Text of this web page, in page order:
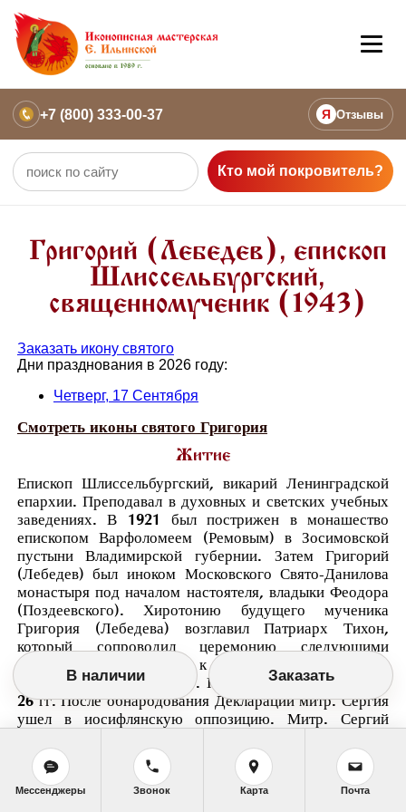
+7 (800) 333-00-37 Я Отзывы
Кто мой покровитель?
Григорий (Лебедев), епископ
Шлиссельбургский,
священномученик (1943)
Заказать икону святого
Дни празднования в 2026 году:
Четверг, 17 Сентября
Смотреть иконы святого Григория
Житие
Епископ Шлиссельбургский, викарий Ленинградской
епархии. Преподавал в духовных и светских учебных
заведениях. В 1921 был пострижен в монашество
епископом Варфоломеем (Ремовым) в Зосимовской
пустыни Владимирской губернии. Затем Григорий
(Лебедев) был иноком Московского Свято-Данилова
монастыря под началом настоятеля, владыки Феодора
(Поздеевского). Хиротонию будущего мученика
Григория (Лебедева) возглавил Патриарх Тихон,
который сопроводил церемонию следующими
словами, обращенными к верующим Петрограда:
Посылаю вам жемчужину. Находился в тюрьме в 25-
26 гг. После обнародования Декларации митр. Сергия
ушел в иосифлянскую оппозицию. Митр. Сергий
его на таврическую кафедру. Однако св. Григорий
(Лебедев) ушел на покой. Жил в Коломне, с 1931 в
Москве, с 1932 в поселке Жаворонки Московской
В наличии Заказать
Мессенджеры Звонок Карта Почта